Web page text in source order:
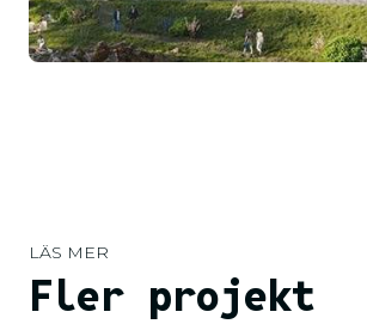
LÄS MER
Fler projekt